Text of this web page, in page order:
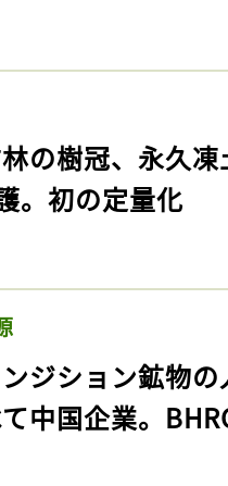
林の樹冠、永久
。初の定量化
ンジション鉱物
中国企業。